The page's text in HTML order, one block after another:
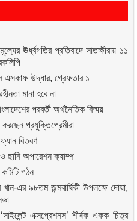
ঊর্ধ্বগতির প্রতিবাদে সাতক্ষীরায় ১১
এসকাফ উদ্ধার, গ্রেফতার ১
মানা হবে না
পরবর্তী অর্থনৈতিক বিস্ময়
করছেন প্রযুক্তিপ্রেমীরা
বিতরণ
ও ছানি অপারেশন ক্যাম্প
গঠন
এর ৯৮তম জন্মবার্ষিকী উপলক্ষে দোয়া,
এক্সপ্রেশনস’ শীর্ষক একক চিত্র